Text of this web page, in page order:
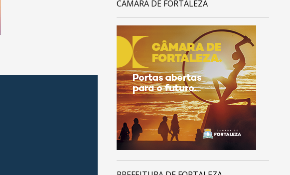
CÂMARA DE FORTALEZA